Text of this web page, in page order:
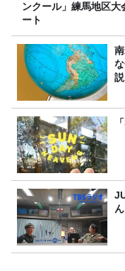
ンクール」練馬地区大
ート
説